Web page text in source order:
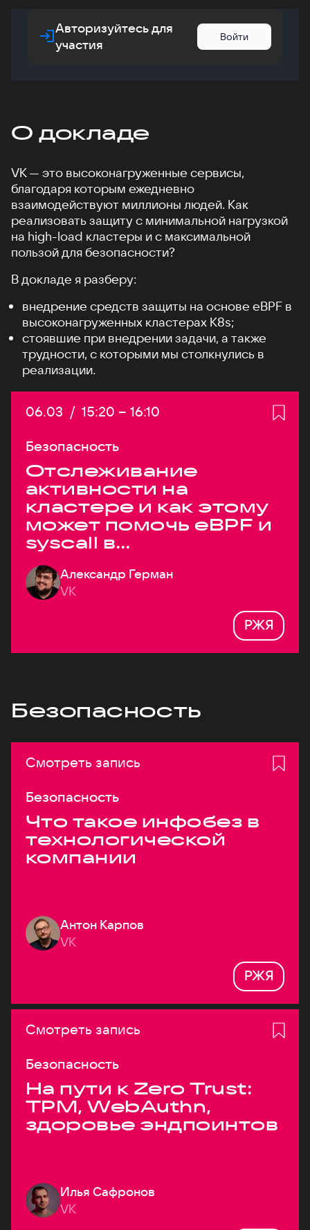
Авторизуйтесь для
участия
Войти
О докладе
VK — это высоконагруженные сервисы,
благодаря которым ежедневно
взаимодействуют миллионы людей. Как
реализовать защиту с минимальной нагрузкой
на high-load кластеры и с максимальной
пользой для безопасности?
В докладе я разберу:
внедрение средств защиты на основе eBPF в
высоконагруженных кластерах K8s;
стоявшие при внедрении задачи, а также
трудности, с которыми мы столкнулись в
реализации.
Дата:
06.03 / Начало:
15:20 – Конец:
16:10
Безопасность
Отслеживание
активности на
кластере и как этому
может помочь eBPF и
syscall в
высоконагруженных
системах
Александр Герман
VK
РЖЯ
Безопасность
Смотреть запись
Безопасность
Что такое инфобез в
технологической
компании
Антон Карпов
VK
РЖЯ
Смотреть запись
Безопасность
На пути к Zero Trust:
TPM, WebAuthn,
здоровье эндпоинтов
Илья Сафронов
VK